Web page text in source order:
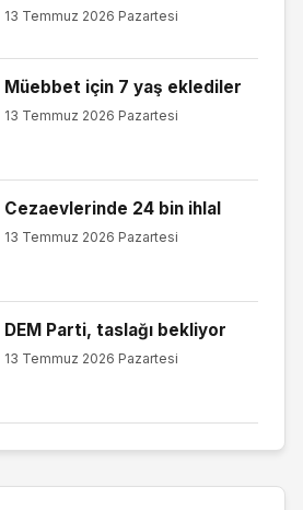
13 Temmuz 2026 Pazartesi
Müebbet için 7 yaş eklediler
13 Temmuz 2026 Pazartesi
Cezaevlerinde 24 bin ihlal
13 Temmuz 2026 Pazartesi
DEM Parti, taslağı bekliyor
13 Temmuz 2026 Pazartesi